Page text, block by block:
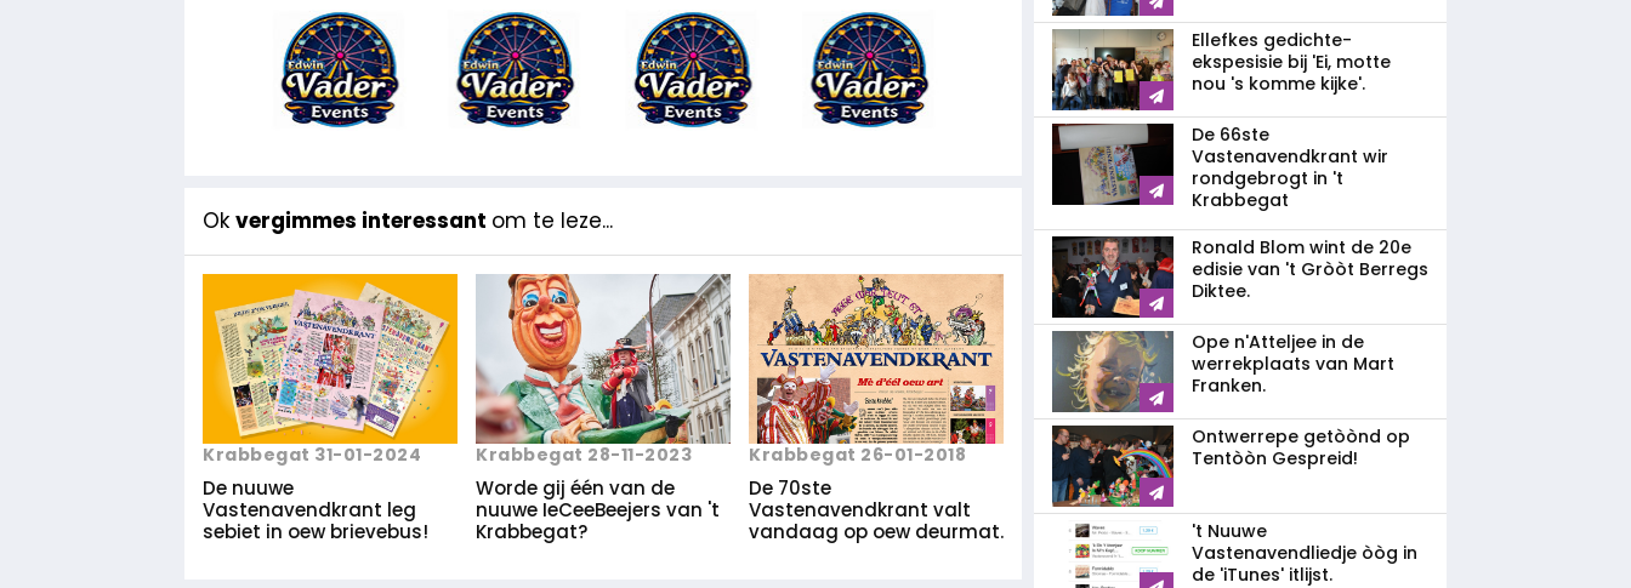
Ok vergimmes interessant om te leze...
Krabbegat 31-01-2024
De nuuwe
Vastenavendkrant leg
sebiet in oew brievebus!
Krabbegat 28-11-2023
Worde gij één van de
nuuwe IeCeeBeejers van 't
Krabbegat?
Krabbegat 26-01-2018
De 70ste
Vastenavendkrant valt
vandaag op oew deurmat.
Ellefkes gedichte-
ekspesisie bij 'Ei, motte
nou 's komme kijke'.
De 66ste
Vastenavendkrant wir
rondgebrogt in 't
Krabbegat
Ronald Blom wint de 20e
edisie van 't Gròòt Berregs
Diktee.
Ope n'Atteljee in de
werrekplaats van Mart
Franken.
Ontwerrepe getòònd op
Tentòòn Gespreid!
't Nuuwe
Vastenavendliedje òòg in
de 'iTunes' itlijst.